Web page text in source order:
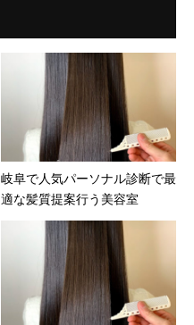
岐阜で人気パーソナル診断で最
適な髪質提案行う美容室